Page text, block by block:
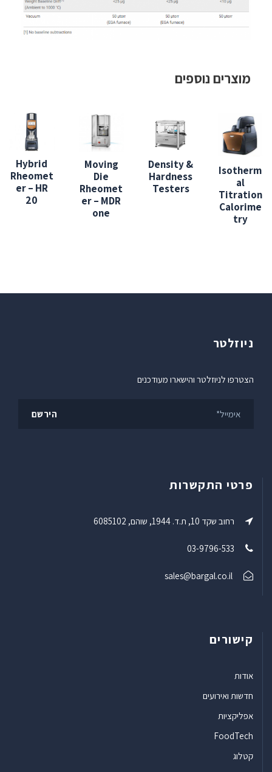
מוצרים נוספים
Isotherm
al
Titration
Calorime
try
Density &
Hardness
Testers
Moving
Die
Rheomet
er – MDR
one
Hybrid
Rheomet
er – HR
20
ניוזלטר
הצטרפו לניוזלטר והישארו מעודכנים
פרטי התקשרות
רחוב שקד 10, ת.ד. 1944, שוהם, 6085102
sales@bargal.co.il
קישורים
אודות
חדשות ואירועים
אפליקציות
FoodTech
קטלוג